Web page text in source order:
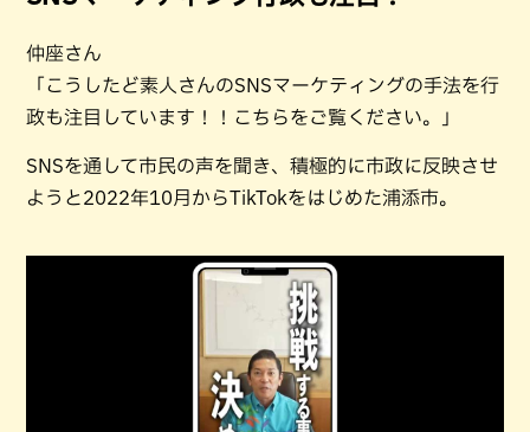
仲座さん
「こうしたど素人さんのSNSマーケティングの手法を行
政も注目しています！！こちらをご覧ください。」
SNSを通して市民の声を聞き、積極的に市政に反映させ
ようと2022年10月からTikTokをはじめた浦添市。